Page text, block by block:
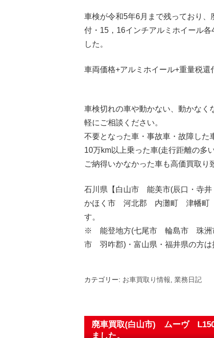
車検が令和5年6月まで残っており
付・15，16インチアルミホイール
した。
車両価格+アルミホイール+重量税還
車検切れの車や動かない、動かなく
軽にご相談ください。
不要となった車・事故車・故障した
10万km以上乗った車(走行距離の多
ご納得いかなかった車も高価買取り
石川県【白山市 能美市(辰口・
かほく市 河北郡 内灘町 津幡町
す。
※ 能登地方(七尾市 輪島市 珠
市 羽咋郡)・富山県・福井県の方は
カテゴリー: お車買取り情報, 業務日記
廃車買取(白山市) ムーヴ
ました。